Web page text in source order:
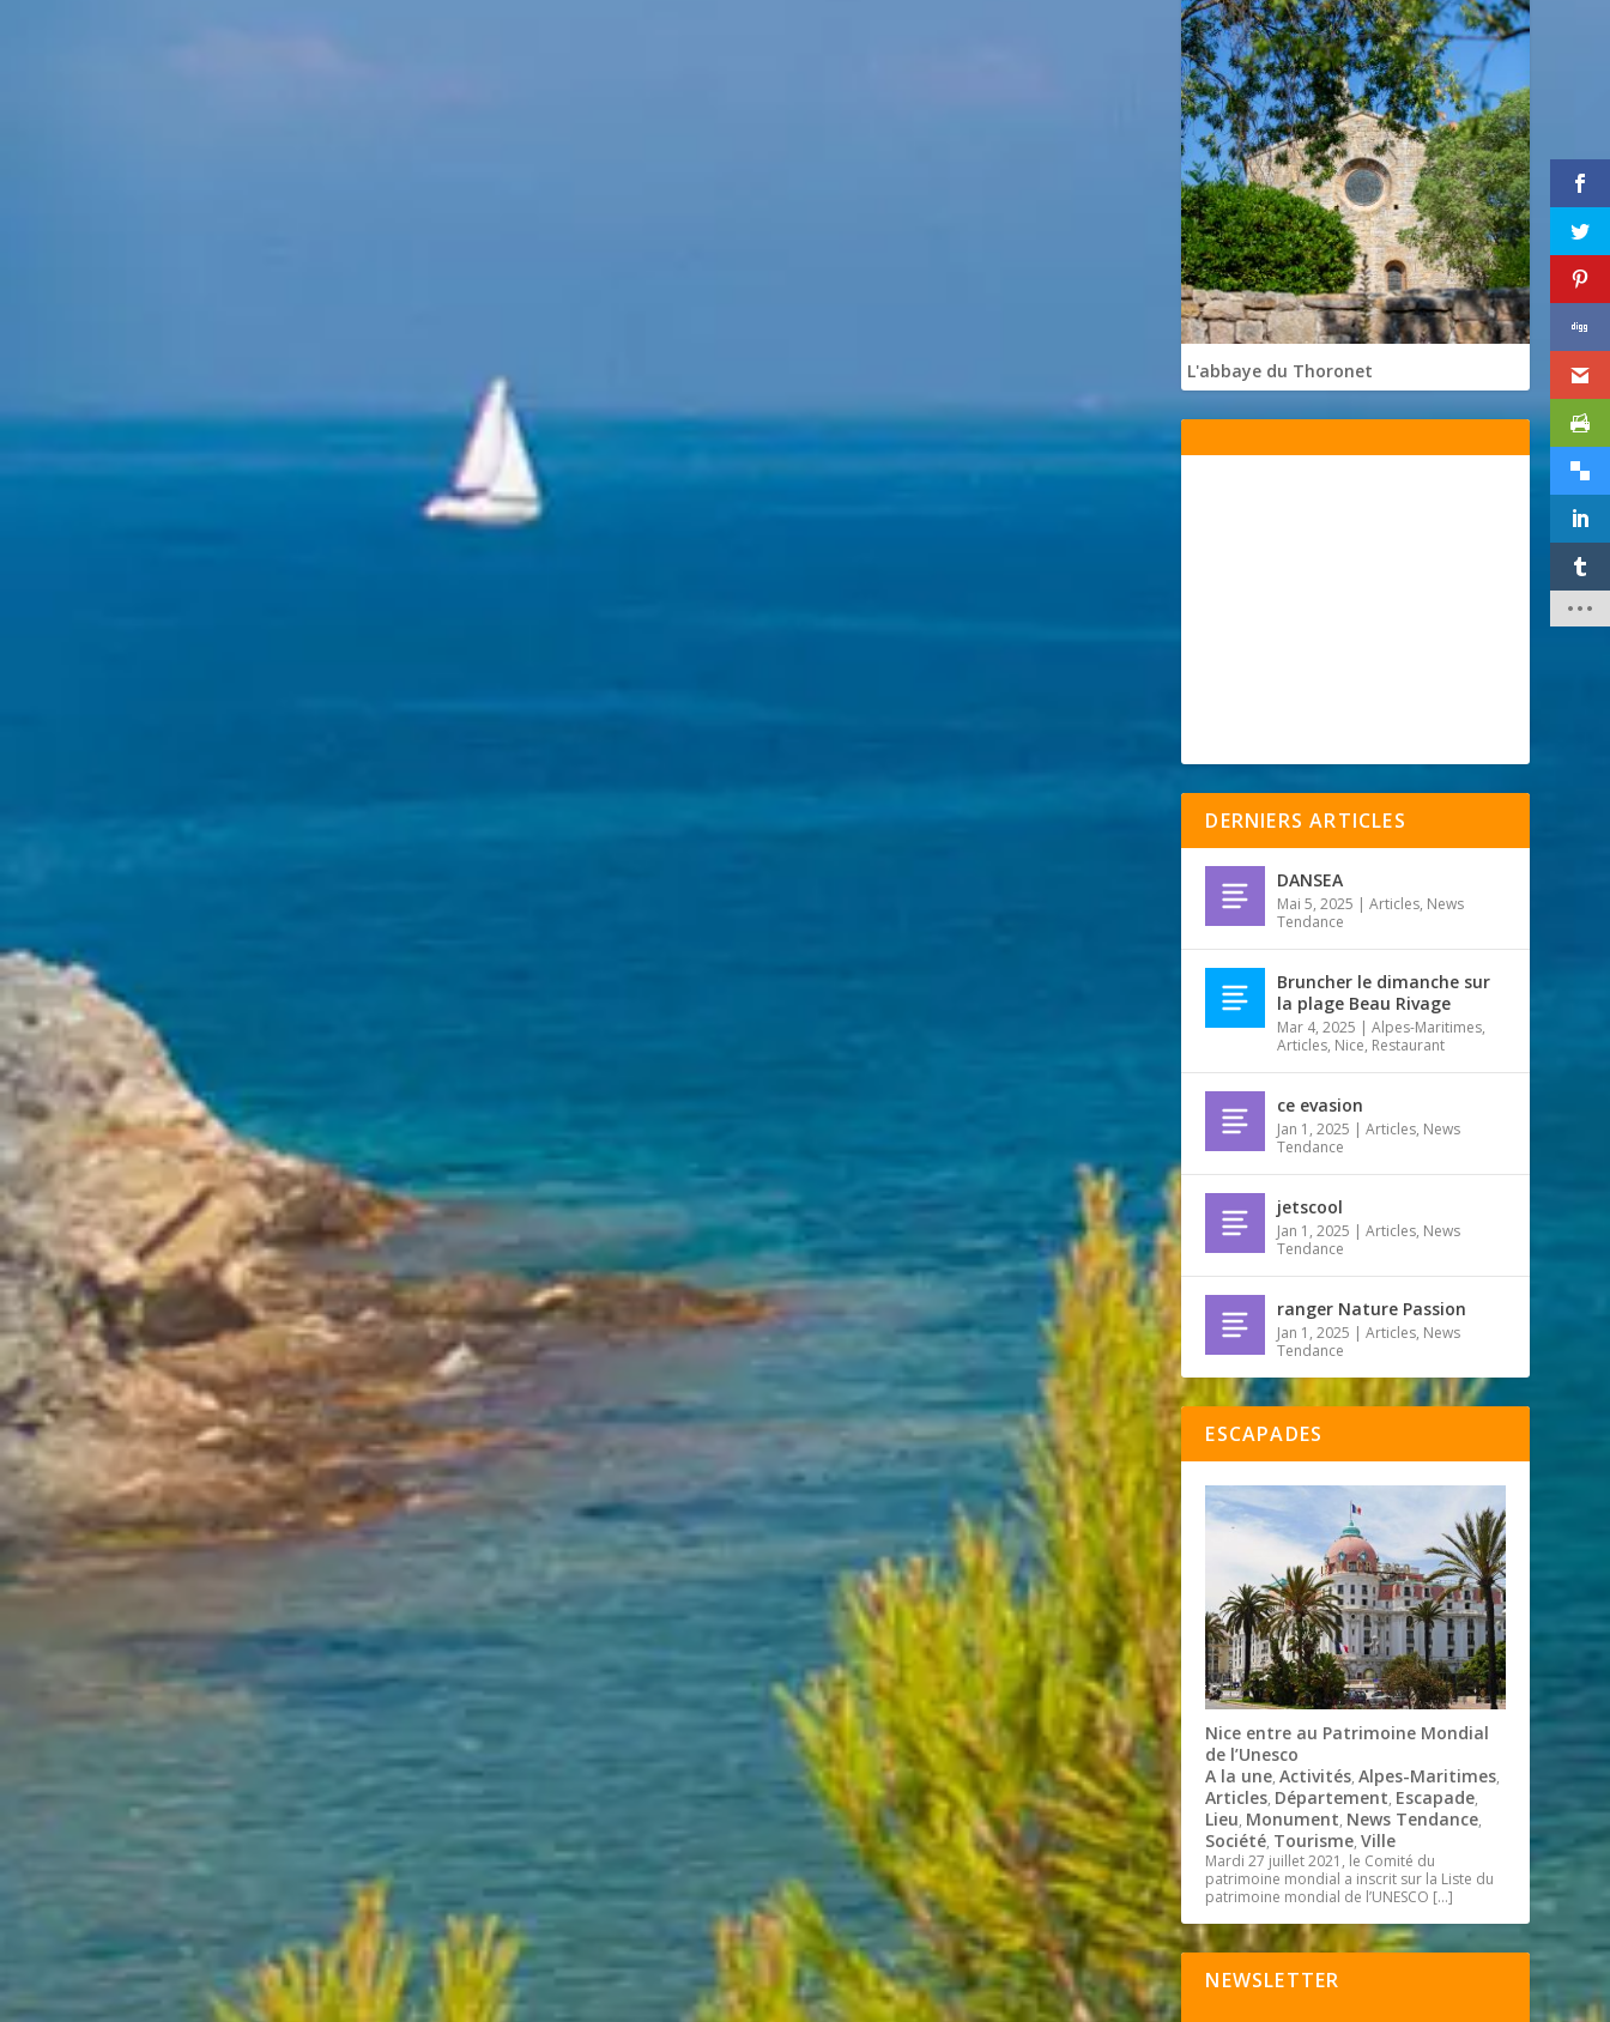
L'abbaye du Thoronet
DERNIERS ARTICLES
DANSEA
Mai 5, 2025 |Articles, News
Tendance
Bruncher le dimanche sur
la plage Beau Rivage
Mar 4, 2025 |Alpes-Maritimes,
Articles, Nice, Restaurant
ce evasion
Jan 1, 2025 |Articles, News
Tendance
jetscool
Jan 1, 2025 |Articles, News
Tendance
ranger Nature Passion
Jan 1, 2025 |Articles, News
Tendance
ESCAPADES
Nice entre au Patrimoine Mondial
de l’Unesco
A la une,Activités,Alpes-Maritimes,
Articles, Département, Escapade,
Lieu, Monument, News Tendance,
Société, Tourisme,Ville
Mardi 27 juillet 2021, le Comité du
patrimoine mondial a inscrit sur la Liste du
patrimoine mondial de l’UNESCO […]
NEWSLETTER